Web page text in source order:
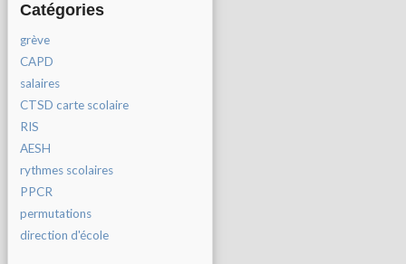
Catégories
grève
CAPD
salaires
CTSD carte scolaire
RIS
AESH
rythmes scolaires
PPCR
permutations
direction d'école